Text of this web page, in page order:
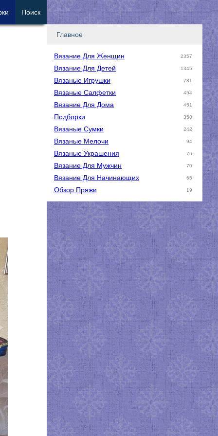
Главное
Вязание Для Женщин 2357
Вязание Для Детей 1345
Вязаные Игрушки 781
Вязаные Салфетки 454
Вязание Для Дома 451
Подборки 350
Вязаные Сумки 242
Вязаные Мелочи 94
Вязаные Украшения 76
Вязание Для Мужчин 70
Вязание Для Начинающих 65
Обзор Пряжи 19
Поиск